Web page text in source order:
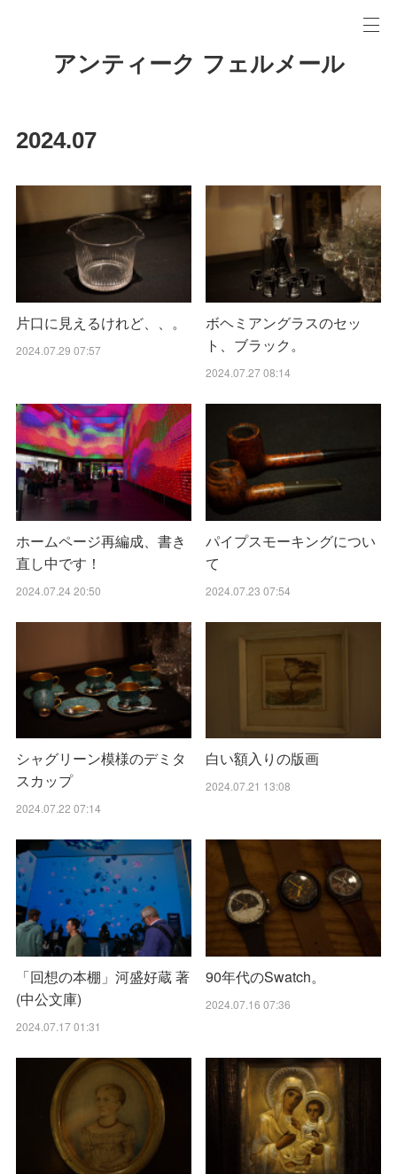
アンティーク フェルメール
2024.07
片口に見えるけれど、、。
2024.07.29 07:57
ボヘミアングラスのセッ
ト、ブラック。
2024.07.27 08:14
ホームページ再編成、書き
直し中です！
2024.07.24 20:50
パイプスモーキングについ
て
2024.07.23 07:54
シャグリーン模様のデミタ
スカップ
2024.07.22 07:14
白い額入りの版画
2024.07.21 13:08
「回想の本棚」河盛好蔵 著
(中公文庫)
2024.07.17 01:31
90年代のSwatch。
2024.07.16 07:36